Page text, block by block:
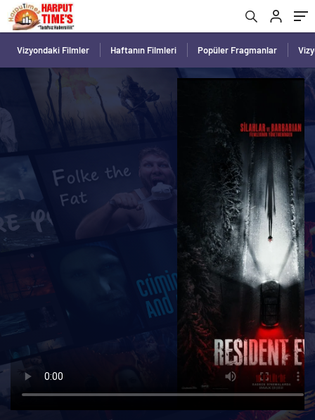
Vizyondaki Filmler Haftanın Filmleri Popüler Fragmanlar